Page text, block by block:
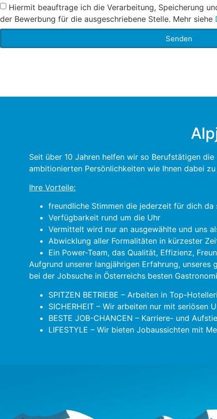
Hiermit beauftrage ich die Verarbeitung, Speicherung
der Bewerbung für die ausgeschriebene Stelle. Mehr siehe
Senden
Seit über 10 Jahren helfen wir so Berufstätigen
ambitionierten Persönlichkeiten wie Ihnen dabei
Ihre Vorteile:
freundliche Stimmen die jederzeit für dich da
Verfügbarkeit rund um die Uhr
Vermittelt wird nur an ausgewählte und uns
Abwicklung aller Formalitäten in kürzester
Ein Power-Team, das Qualität, Effizienz,
Aufgrund unserer langjährigen Erfahrung,
bei der Jobsuche in Österreichs besten
SPITZEN BETRIEBE – Arbeiten in Top-
SICHERHEIT – Wir arbeiten nur mit seriösen
BESTE JOB-CHANCEN – Karriere- und
LIFESTYLE – Wir bieten Jobaussichten mit